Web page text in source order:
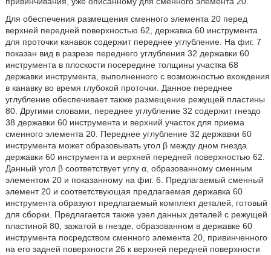
Для обеспечения размещения сменного элемента 20 перед
верхней передней поверхностью 62, державка 60 инструмента
для проточки канавок содержит переднее углубление. На фиг. 7
показан вид в разрезе переднего углубления 32 державки 60
инструмента в плоскости посередине толщины участка 68
державки инструмента, выполненного с возможностью вхождения
в канавку во время глубокой проточки. Данное переднее
углубление обеспечивает также размещение режущей пластины
80. Другими словами, переднее углубление 32 содержит гнездо
38 державки 60 инструмента и верхний участок для приема
сменного элемента 20. Переднее углубление 32 державки 60
инструмента может образовывать угол β между дном гнезда
державки 60 инструмента и верхней передней поверхностью 62.
Данный угол β соответствует углу α, образованному сменным
элементом 20 и показанному на фиг. 6. Предлагаемый сменный
элемент 20 и соответствующая предлагаемая державка 60
инструмента образуют предлагаемый комплект деталей, готовый
для сборки. Предлагается также узел данных деталей с режущей
пластиной 80, зажатой в гнезде, образованном в державке 60
инструмента посредством сменного элемента 20, привинченного
на его задней поверхности 26 к верхней передней поверхности